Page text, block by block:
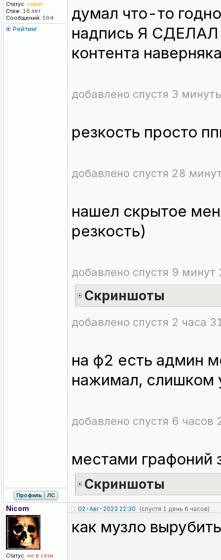
Статус: скрыт
Стаж: 16 лет
Сообщений: 594
Рейтинг
думал что-то
надпись Я
контента
добавлено спустя 3
резкость просто
добавлено спустя 28
нашел скрытое
резкость)
добавлено спустя 9 минут
Скриншоты
добавлено спустя 2 часа
на ф2 есть админ
нажимал, слишком
добавлено спустя 6 часов
местами графоний
Скриншоты
Профиль ЛС
Nicom
Статус: не в сети
02-Авг-2023 22:30 (спустя 1 день 6 часов)
как музло